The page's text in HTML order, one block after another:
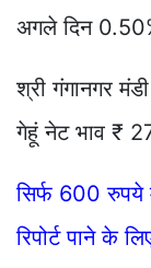
अगले दिन
श्री गंगानगर
गेहूं नेट भाव ₹
सिर्फ 600
रिपोर्ट पाने के